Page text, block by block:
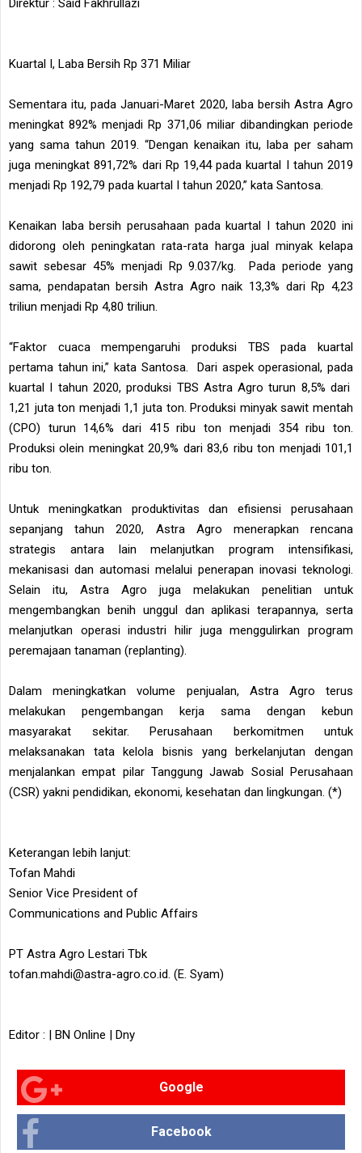
Kuartal I, Laba Bersih Rp 371 Miliar
Sementara itu, pada Januari-Maret 2020, laba bersih Astra Agro
meningkat 892% menjadi Rp 371,06 miliar dibandingkan periode
yang sama tahun 2019. “Dengan kenaikan itu, laba per saham
juga meningkat 891,72% dari Rp 19,44 pada kuartal I tahun 2019
menjadi Rp 192,79 pada kuartal I tahun 2020,” kata Santosa.
Kenaikan laba bersih perusahaan pada kuartal I tahun 2020 ini
didorong oleh peningkatan rata-rata harga jual minyak kelapa
sawit sebesar 45% menjadi Rp 9.037/kg. Pada periode yang
sama, pendapatan bersih Astra Agro naik 13,3% dari Rp 4,23
triliun menjadi Rp 4,80 triliun.
“Faktor cuaca mempengaruhi produksi TBS pada kuartal
pertama tahun ini,” kata Santosa. Dari aspek operasional, pada
kuartal I tahun 2020, produksi TBS Astra Agro turun 8,5% dari
1,21 juta ton menjadi 1,1 juta ton. Produksi minyak sawit mentah
(CPO) turun 14,6% dari 415 ribu ton menjadi 354 ribu ton.
Produksi olein meningkat 20,9% dari 83,6 ribu ton menjadi 101,1
ribu ton.
Untuk meningkatkan produktivitas dan efisiensi perusahaan
sepanjang tahun 2020, Astra Agro menerapkan rencana
strategis antara lain melanjutkan program intensifikasi,
mekanisasi dan automasi melalui penerapan inovasi teknologi.
Selain itu, Astra Agro juga melakukan penelitian untuk
mengembangkan benih unggul dan aplikasi terapannya, serta
melanjutkan operasi industri hilir juga menggulirkan program
peremajaan tanaman (replanting).
Dalam meningkatkan volume penjualan, Astra Agro terus
melakukan pengembangan kerja sama dengan kebun
masyarakat sekitar. Perusahaan berkomitmen untuk
melaksanakan tata kelola bisnis yang berkelanjutan dengan
menjalankan empat pilar Tanggung Jawab Sosial Perusahaan
(CSR) yakni pendidikan, ekonomi, kesehatan dan lingkungan. (*)
Keterangan lebih lanjut:
Tofan Mahdi
Senior Vice President of
Communications and Public Affairs
PT Astra Agro Lestari Tbk
tofan.mahdi@astra-agro.co.id. (E. Syam)
Editor : | BN Online | Dny
Google
Facebook